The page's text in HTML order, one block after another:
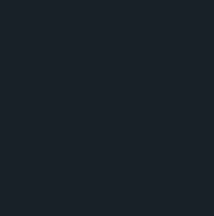
You
shall
You can